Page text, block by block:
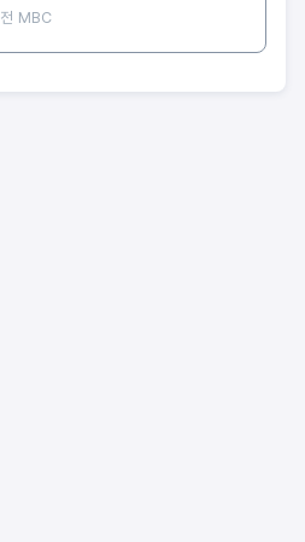
세권' 임장 특집!
MBC